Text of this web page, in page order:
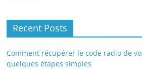
Recent Posts
Comment récupérer le code radio de
quelques étapes simples